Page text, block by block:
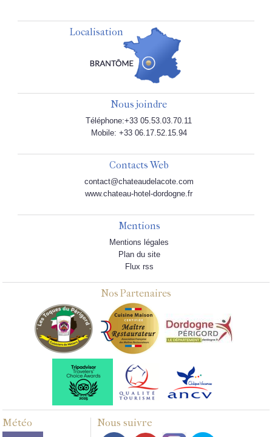
Localisation
Nous joindre
Téléphone:+33 05.53.03.70.11
Mobile: +33 06.17.52.15.94
Contacts Web
contact@chateaudelacote.com
www.chateau-hotel-dordogne.fr
Mentions
Mentions légales
Plan du site
Flux rss
Nos Partenaires
Météo Nous suivre